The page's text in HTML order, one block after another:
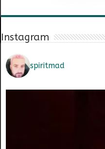
Instagram
spiritmad